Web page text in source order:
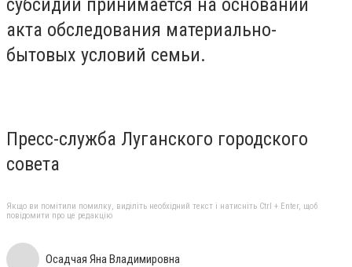
субсидии принимается на основании
акта обследования материально-
бытовых условий семьи.
Пресс-служба Луганского городского
совета
Якщо ви помітили помилку, виділіть необхідний текст і натисніть Ctrl + Enter, щоб
повідомити про це редакцію
Осадчая Яна Владимировна